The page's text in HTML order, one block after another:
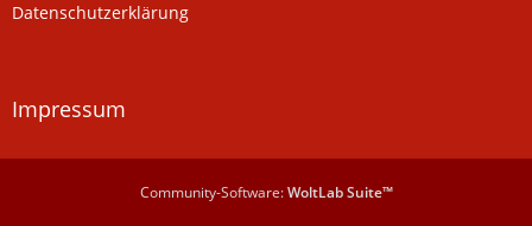
Datenschutzerklärung
Impressum
Community-Software:WoltLab Suite™